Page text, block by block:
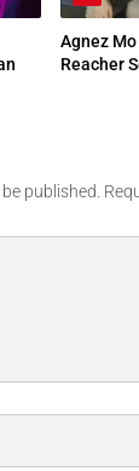
Agnez
Reacher
published.